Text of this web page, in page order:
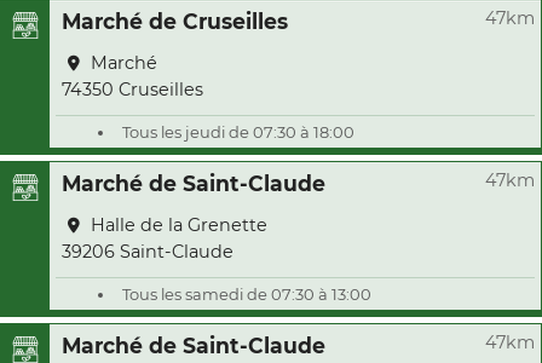
Marché de Cruseilles 47km
Marché
74350 Cruseilles
Tous les jeudi de 07:30 à 18:00
Marché de Saint-Claude 47km
Halle de la Grenette
39206 Saint-Claude
Tous les samedi de 07:30 à 13:00
Marché de Saint-Claude 47km